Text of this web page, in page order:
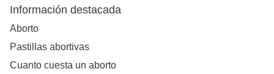
Información destacada
Aborto
Pastillas abortivas
Cuanto cuesta un aborto